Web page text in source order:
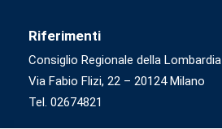
Riferimenti
Consiglio Regionale della Lombardia
Via Fabio Flizi, 22 – 20124 Milano
Tel. 02674821